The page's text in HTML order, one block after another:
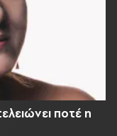
ποτέ η